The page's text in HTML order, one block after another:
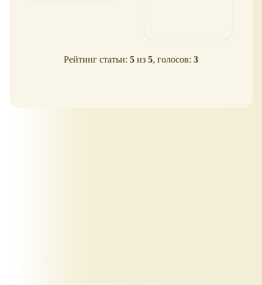
Рейтинг статьи: 5 из 5, голосов: 3